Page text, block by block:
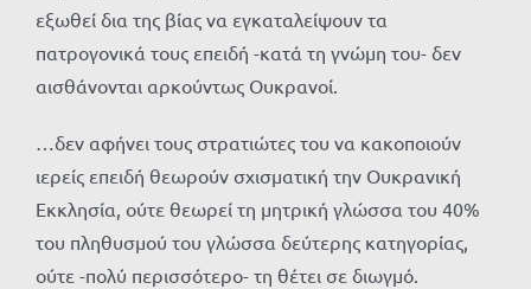
εξωθεί δια της βίας να εγκαταλείψουν τα
πατρογονικά τους επειδή -κατά τη γνώμη του- δεν
αισθάνονται αρκούντως Ουκρανοί.
…δεν αφήνει τους στρατιώτες του να κακοποιούν
ιερείς επειδή θεωρούν σχισματική την Ουκρανική
Εκκλησία, ούτε θεωρεί τη μητρική γλώσσα του 40%
του πληθυσμού του γλώσσα δεύτερης κατηγορίας,
ούτε -πολύ περισσότερο- τη θέτει σε διωγμό.